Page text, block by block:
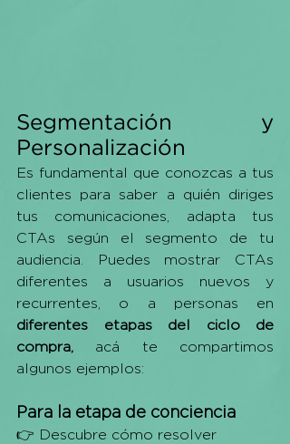
Segmentación y
Personalización
Es fundamental que conozcas a tus
clientes para saber a quién diriges
tus comunicaciones, adapta tus
CTAs según el segmento de tu
audiencia. Puedes mostrar CTAs
diferentes a usuarios nuevos y
diferentes etapas del ciclo de
compra, acá te compartimos
algunos ejemplos:
Para la etapa de conciencia
👉 Descubre cómo resolver